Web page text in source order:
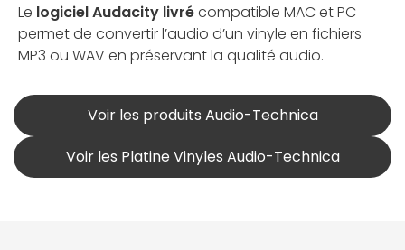
Le logiciel Audacity livrécompatible MAC et PC
permet de convertir l’audio d’un vinyle en fichiers
MP3 ou WAV en préservant la qualité audio.
Voir les produits Audio-Technica
Voir les Platine Vinyles Audio-Technica